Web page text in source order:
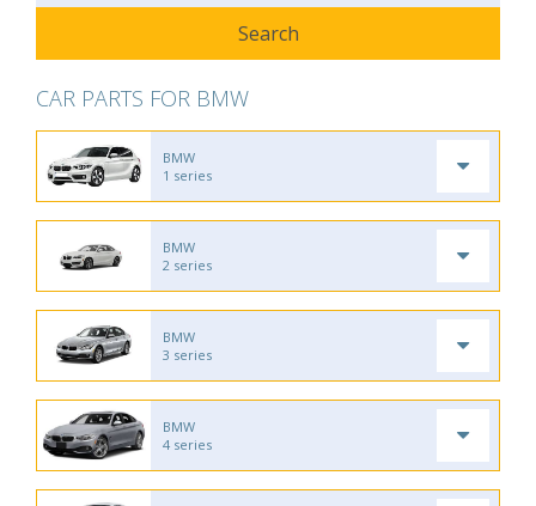
CAR PARTS FOR BMW
BMW
1 series
BMW
2 series
BMW
3 series
BMW
4 series